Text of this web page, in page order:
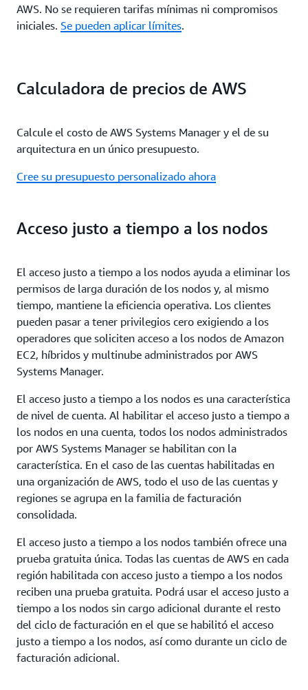
AWS. No se requieren tarifas mínimas ni compromisos
iniciales. Se pueden aplicar límites.
Calculadora de precios de AWS
Calcule el costo de AWS Systems Manager y el de su
arquitectura en un único presupuesto.
Cree su presupuesto personalizado ahora
Acceso justo a tiempo a los nodos
El acceso justo a tiempo a los nodos ayuda a eliminar los
permisos de larga duración de los nodos y, al mismo
tiempo, mantiene la eficiencia operativa. Los clientes
pueden pasar a tener privilegios cero exigiendo a los
operadores que soliciten acceso a los nodos de Amazon
EC2, híbridos y multinube administrados por AWS
Systems Manager.
El acceso justo a tiempo a los nodos es una característica
de nivel de cuenta. Al habilitar el acceso justo a tiempo a
los nodos en una cuenta, todos los nodos administrados
por AWS Systems Manager se habilitan con la
característica. En el caso de las cuentas habilitadas en
una organización de AWS, todo el uso de las cuentas y
regiones se agrupa en la familia de facturación
consolidada.
El acceso justo a tiempo a los nodos también ofrece una
prueba gratuita única. Todas las cuentas de AWS en cada
región habilitada con acceso justo a tiempo a los nodos
reciben una prueba gratuita. Podrá usar el acceso justo a
tiempo a los nodos sin cargo adicional durante el resto
del ciclo de facturación en el que se habilitó el acceso
justo a tiempo a los nodos, así como durante un ciclo de
facturación adicional.